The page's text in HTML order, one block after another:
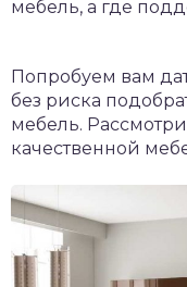
мебель, а где
Попробуем вам
без риска
мебель.
качественной